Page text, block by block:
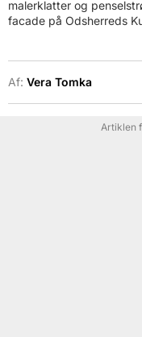
malerklatter og
facade på Odsherreds
Af: Vera Tomka
Artiklen